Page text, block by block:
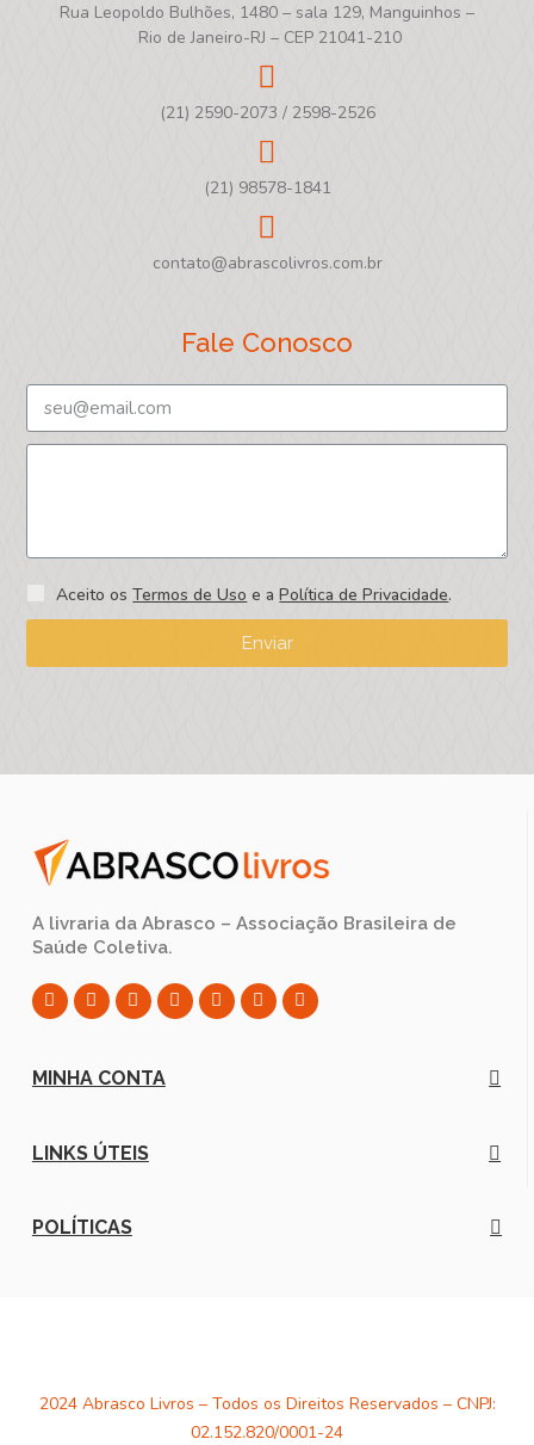
Rua Leopoldo Bulhões, 1480 – sala 129, Manguinhos –
Rio de Janeiro-RJ – CEP 21041-210
(21) 2590-2073 / 2598-2526
(21) 98578-1841
contato@abrascolivros.com.br
Fale Conosco
Aceito osTermos de Uso e aPolítica de Privacidade.
Enviar
A livraria da Abrasco – Associação Brasileira de
Saúde Coletiva.
MINHA CONTA
LINKS ÚTEIS
POLÍTICAS
2024 Abrasco Livros – Todos os Direitos Reservados – CNPJ:
02.152.820/0001-24